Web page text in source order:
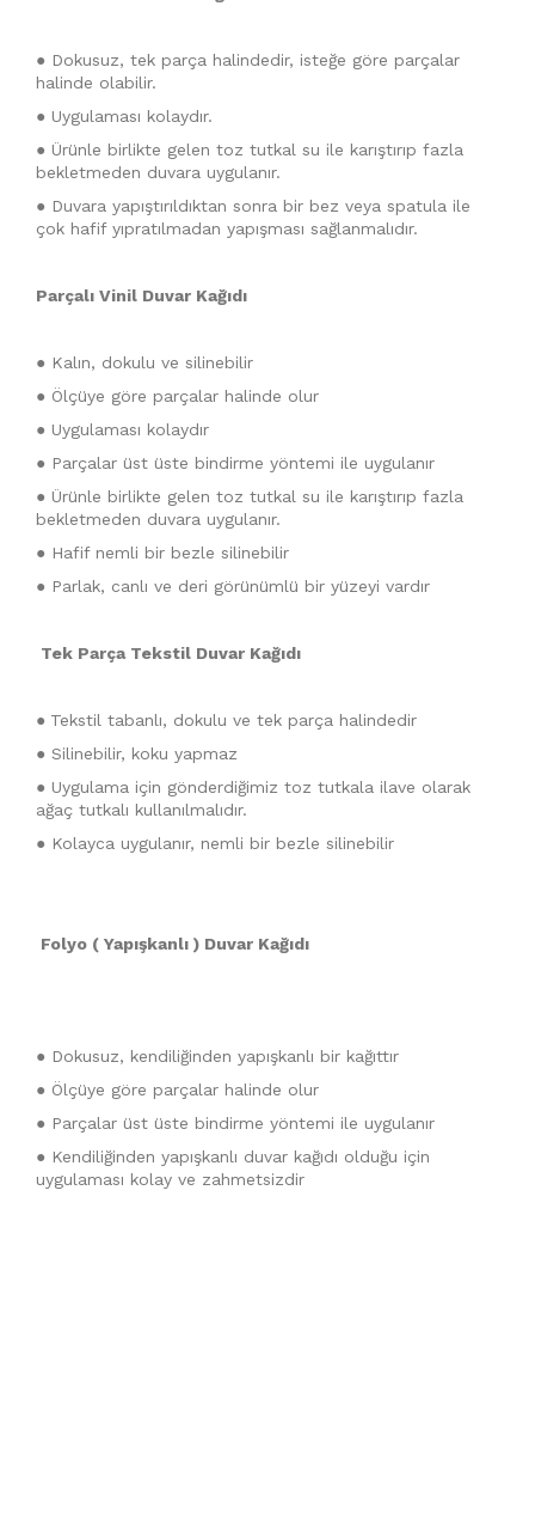
● Dokusuz, tek parça halindedir, isteğe göre parçalar
halinde olabilir.
● Uygulaması kolaydır.
● Ürünle birlikte gelen toz tutkal su ile karıştırıp fazla
bekletmeden duvara uygulanır.
● Duvara yapıştırıldıktan sonra bir bez veya spatula ile
çok hafif yıpratılmadan yapışması sağlanmalıdır.
Parçalı Vinil Duvar Kağıdı
● Kalın, dokulu ve silinebilir
● Ölçüye göre parçalar halinde olur
● Uygulaması kolaydır
● Parçalar üst üste bindirme yöntemi ile uygulanır
● Ürünle birlikte gelen toz tutkal su ile karıştırıp fazla
bekletmeden duvara uygulanır.
● Hafif nemli bir bezle silinebilir
● Parlak, canlı ve deri görünümlü bir yüzeyi vardır
Tek Parça Tekstil Duvar Kağıdı
● Tekstil tabanlı, dokulu ve tek parça halindedir
● Silinebilir, koku yapmaz
● Uygulama için gönderdiğimiz toz tutkala ilave olarak
ağaç tutkalı kullanılmalıdır.
● Kolayca uygulanır, nemli bir bezle silinebilir
Folyo ( Yapışkanlı ) Duvar Kağıdı
● Dokusuz, kendiliğinden yapışkanlı bir kağıttır
● Ölçüye göre parçalar halinde olur
● Parçalar üst üste bindirme yöntemi ile uygulanır
● Kendiliğinden yapışkanlı duvar kağıdı olduğu için
uygulaması kolay ve zahmetsizdir